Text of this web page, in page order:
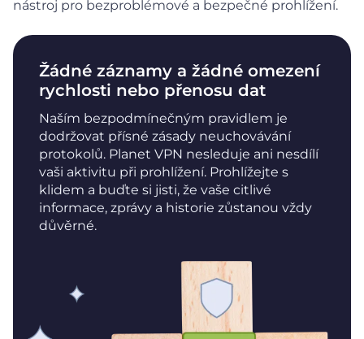
nástroj pro bezproblémové a bezpečné prohlížení.
Žádné záznamy a žádné omezení
rychlosti nebo přenosu dat
Naším bezpodmínečným pravidlem je
dodržovat přísné zásady neuchovávání
protokolů. Planet VPN nesleduje ani nesdílí
vaši aktivitu při prohlížení. Prohlížejte s
klidem a buďte si jisti, že vaše citlivé
informace, zprávy a historie zůstanou vždy
důvěrné.